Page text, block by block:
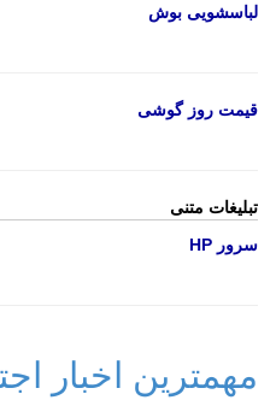
لباسشویی بوش
قیمت روز گوشی
تبلیغات متنی
سرور HP
مهمترین اخبار